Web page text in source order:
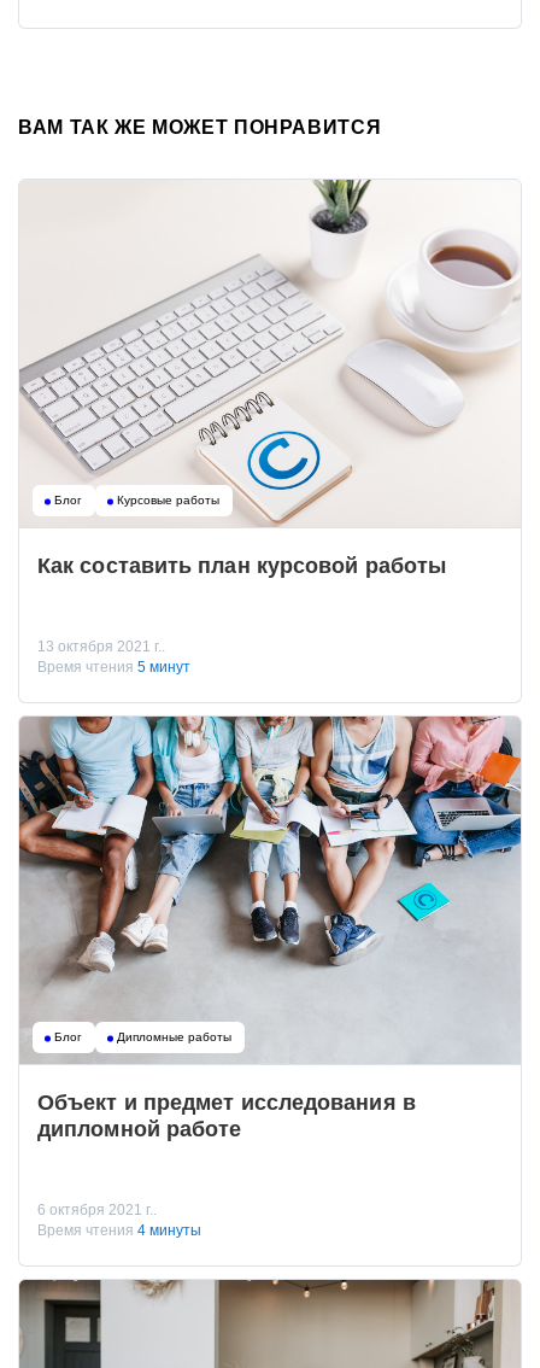
ВАМ ТАК ЖЕ МОЖЕТ ПОНРАВИТСЯ
Блог Курсовые работы
Как составить план курсовой работы
13 октября 2021 г..
Время чтения 5 минут
Блог Дипломные работы
Объект и предмет исследования в
дипломной работе
6 октября 2021 г..
Время чтения 4 минуты